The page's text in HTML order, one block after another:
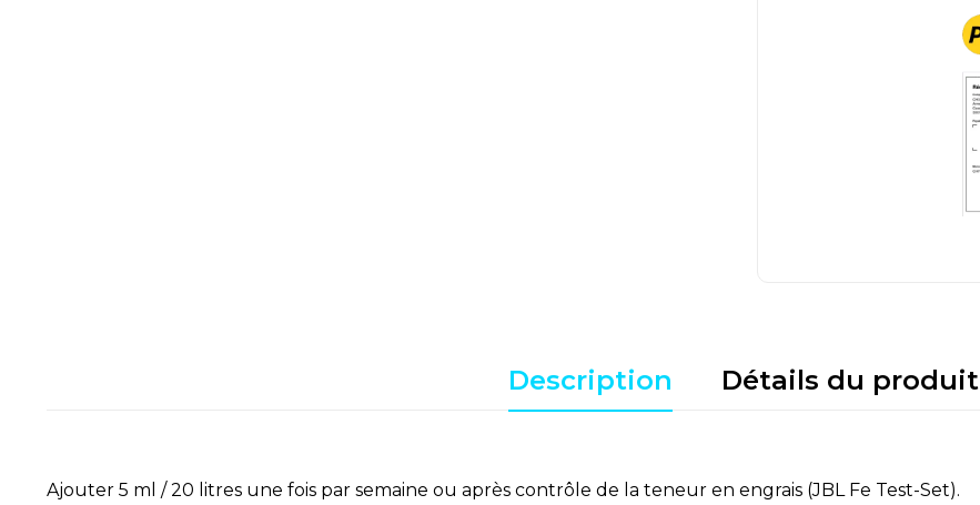
Description Détails du produit
Ajouter 5 ml / 20 litres une fois par semaine ou après contrôle de la teneur en engrais (JBL Fe Test-Set).